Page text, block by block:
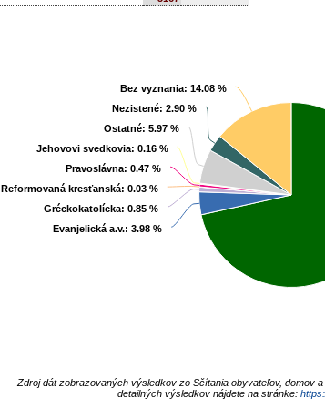
Evanjelická a.v.: 3.98 %
Evanjelická a.v.: 3.98 %
Gréckokatolícka: 0.85 %
Gréckokatolícka: 0.85 %
Reformovaná kresťanská: 0.03 %
Reformovaná kresťanská: 0.03 %
Pravoslávna: 0.47 %
Pravoslávna: 0.47 %
Jehovovi svedkovia: 0.16 %
Jehovovi svedkovia: 0.16 %
Ostatné: 5.97 %
Ostatné: 5.97 %
Nezistené: 2.90 %
Nezistené: 2.90 %
Bez vyznania: 14.08 %
Bez vyznania: 14.08 %
Zdroj dát zobrazovaných výsledkov zo Sčítania obyvateľov, domov
detailných výsledkov nájdete na stránke: